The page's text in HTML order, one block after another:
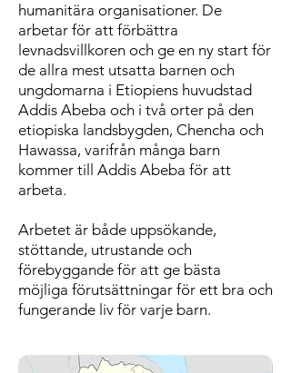
humanitära organisationer. De
arbetar för att förbättra
levnadsvillkoren och ge en ny start för
de allra mest utsatta barnen och
ungdomarna i Etiopiens huvudstad
Addis Abeba och i två orter på den
etiopiska landsbygden, Chencha och
Hawassa, varifrån många barn
kommer till Addis Abeba för att
arbeta.
Arbetet är både uppsökande,
stöttande, utrustande och
förebyggande för att ge bästa
möjliga förutsättningar för ett bra och
fungerande liv för varje barn.